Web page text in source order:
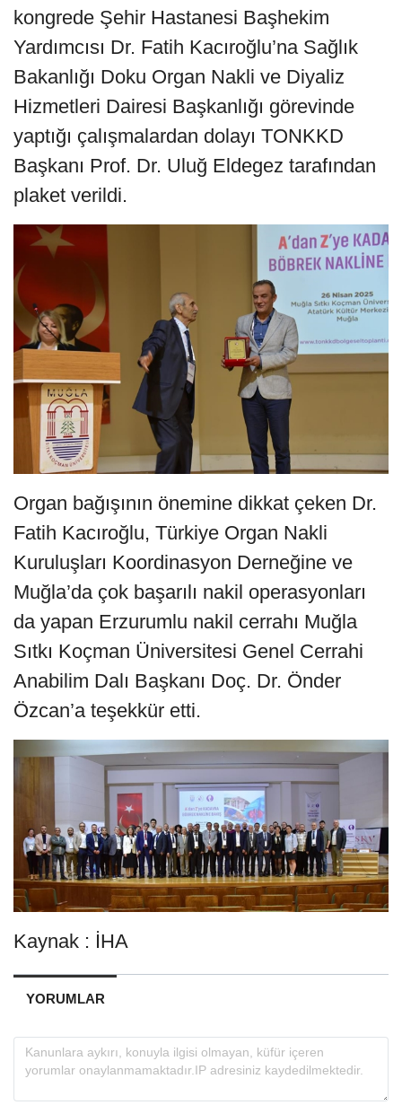
kongrede Şehir Hastanesi Başhekim
Yardımcısı Dr. Fatih Kacıroğlu’na Sağlık
Bakanlığı Doku Organ Nakli ve Diyaliz
Hizmetleri Dairesi Başkanlığı görevinde
yaptığı çalışmalardan dolayı TONKKD
Başkanı Prof. Dr. Uluğ Eldegez tarafından
plaket verildi.
Organ bağışının önemine dikkat çeken Dr.
Fatih Kacıroğlu, Türkiye Organ Nakli
Kuruluşları Koordinasyon Derneğine ve
Muğla’da çok başarılı nakil operasyonları
da yapan Erzurumlu nakil cerrahı Muğla
Sıtkı Koçman Üniversitesi Genel Cerrahi
Anabilim Dalı Başkanı Doç. Dr. Önder
Özcan’a teşekkür etti.
Kaynak : İHA
YORUMLAR